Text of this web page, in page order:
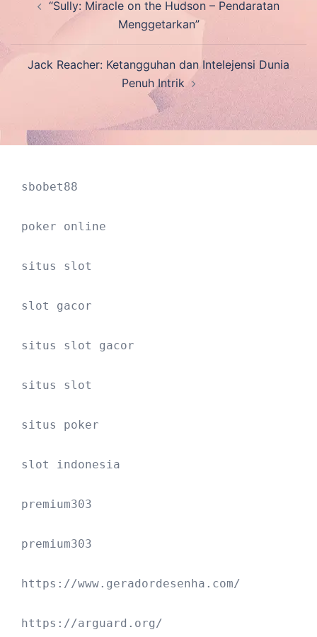
navigation
“Sully: Miracle on the Hudson – Pendaratan
Menggetarkan”
Jack Reacher: Ketangguhan dan Intelejensi Dunia
Penuh Intrik
sbobet88
poker online
situs slot
slot gacor
situs slot gacor
situs slot
situs poker
slot indonesia
premium303
premium303
https://www.geradordesenha.com/
https://arguard.org/